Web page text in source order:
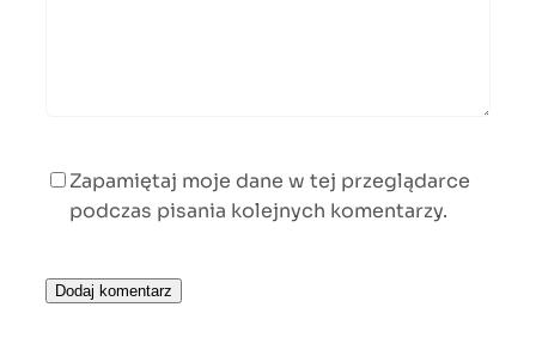
Zapamiętaj moje dane w tej przeglądarce
podczas pisania kolejnych komentarzy.